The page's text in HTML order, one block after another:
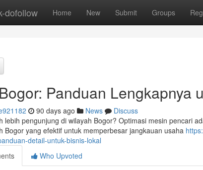
dofollow Home New Submit Groups
Panduan Lengkapnya
90 days ago News
Discuss
lebih pengunjung di wilayah Bogor? Optimasi mesin pencari
Bogor yang efektif untuk memperbesar jangkauan usaha
detail-untuk-bisnis-lokal
Who Upvoted